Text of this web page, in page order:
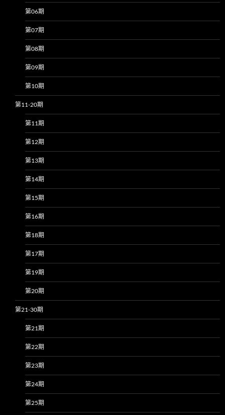
第06期
第07期
第08期
第09期
第10期
第11-20期
第11期
第12期
第13期
第14期
第15期
第16期
第18期
第17期
第19期
第20期
第21-30期
第21期
第22期
第23期
第24期
第25期